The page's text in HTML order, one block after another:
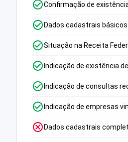
Confirmação de
Dados cadastrais básicos
Situação na Receita
Indicação de existência
Indicação de consultas
Indicação de empresas
Dados cadastrais